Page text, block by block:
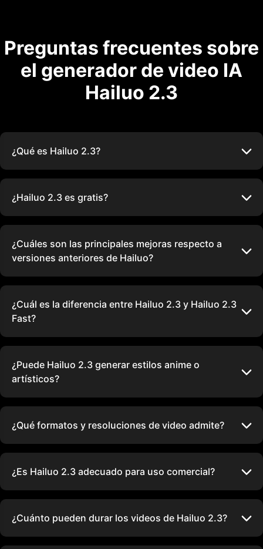
Preguntas frecuentes sobre
el generador de video IA
Hailuo 2.3
¿Qué es Hailuo 2.3?
¿Hailuo 2.3 es gratis?
¿Cuáles son las principales mejoras respecto a
versiones anteriores de Hailuo?
¿Cuál es la diferencia entre Hailuo 2.3 y Hailuo 2.3
Fast?
¿Puede Hailuo 2.3 generar estilos anime o
artísticos?
¿Qué formatos y resoluciones de video admite?
¿Es Hailuo 2.3 adecuado para uso comercial?
¿Cuánto pueden durar los videos de Hailuo 2.3?